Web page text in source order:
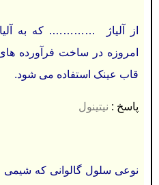
از آلیاژ …………. که به
امروزه در ساخت فرآورده
قاب عینک استفاده می شود.
پاسخ : نیتینول
نوعی سلول گالوانی که شیمی